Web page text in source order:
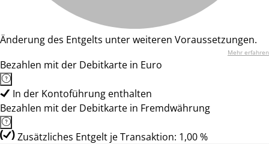
Änderung des Entgelts unter weiteren Voraussetzungen.
Mehr erfahren
Bezahlen mit der Debitkarte in Euro
In der Kontoführung enthalten
Bezahlen mit der Debitkarte in Fremdwährung
Zusätzliches Entgelt je Transaktion: 1,00 %